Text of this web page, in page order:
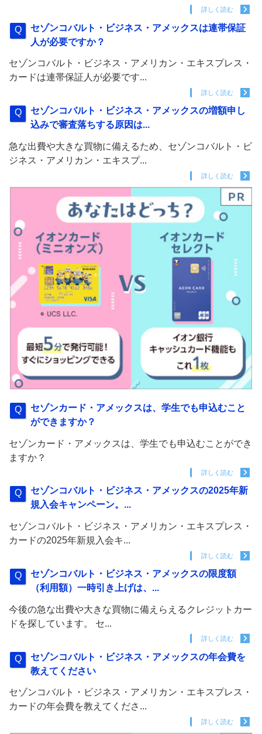
詳しく読む
セゾンコバルト・ビジネス・アメックスは連帯保証
人が必要ですか？
セゾンコバルト・ビジネス・アメリカン・エキスプレス・
カードは連帯保証人が必要です...
詳しく読む
セゾンコバルト・ビジネス・アメックスの増額申し
込みで審査落ちする原因は...
急な出費や大きな買物に備えるため、セゾンコバルト・ビ
ジネス・アメリカン・エキスプ...
詳しく読む
セゾンカード・アメックスは、学生でも申込むこと
ができますか？
セゾンカード・アメックスは、学生でも申込むことができ
ますか？
詳しく読む
セゾンコバルト・ビジネス・アメックスの2025年新
規入会キャンペーン。...
セゾンコバルト・ビジネス・アメリカン・エキスプレス・
カードの2025年新規入会キ...
詳しく読む
セゾンコバルト・ビジネス・アメックスの限度額
（利用額）一時引き上げは、...
今後の急な出費や大きな買物に備えらえるクレジットカー
ドを探しています。 セ...
詳しく読む
セゾンコバルト・ビジネス・アメックスの年会費を
教えてください
セゾンコバルト・ビジネス・アメリカン・エキスプレス・
カードの年会費を教えてくださ...
詳しく読む